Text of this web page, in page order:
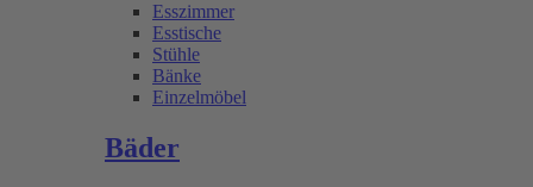
Esszimmer
Esstische
Stühle
Bänke
Einzelmöbel
Bäder